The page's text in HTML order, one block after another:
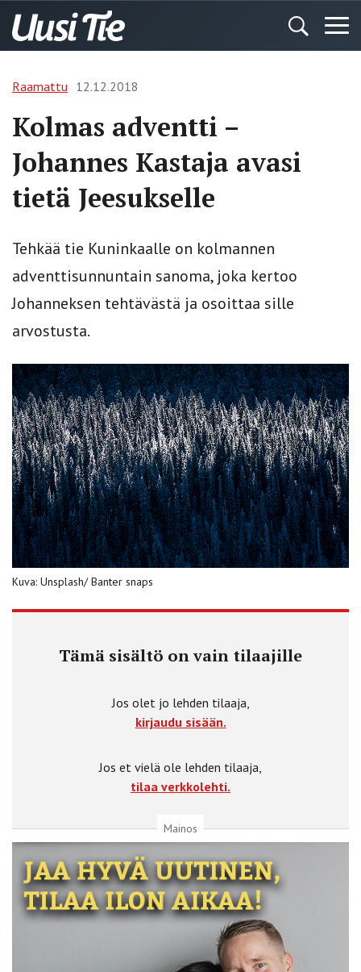
Raamattu 12.12.2018
Kolmas adventti –
Johannes Kastaja avasi
tietä Jeesukselle
Tehkää tie Kuninkaalle on kolmannen
adventtisunnuntain sanoma, joka kertoo
Johanneksen tehtävästä ja osoittaa sille
arvostusta.
Kuva: Unsplash/ Banter snaps
Tämä sisältö on vain tilaajille
Jos olet jo lehden tilaaja,
kirjaudu sisään.
Jos et vielä ole lehden tilaaja,
tilaa verkkolehti.
Mainos